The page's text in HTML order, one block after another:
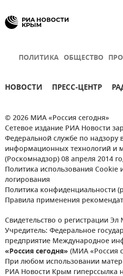
ПОЛИТИКА ОБЩЕСТВО
НОВОСТИ ПРЕСС-ЦЕНТР
© 2026 МИА «Россия сегодня»
Сетевое издание РИА Новости
Федеральной службе по надзору
информационных технологий и
(Роскомнадзор) 08 апреля 2014
Политика использования Cookie
логирования
Политика конфиденциальности
Правила применения
Свидетельство о регистрации
Учредитель: Федеральное
предприятие Международное
«Россия сегодня» (МИА «Россия
При любом использовании
РИА Новости Крым гиперссылка